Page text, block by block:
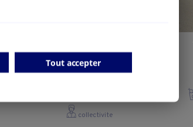
BIMBLOTERIE
Cremeaux - 42260
collectivite
Tout accepter